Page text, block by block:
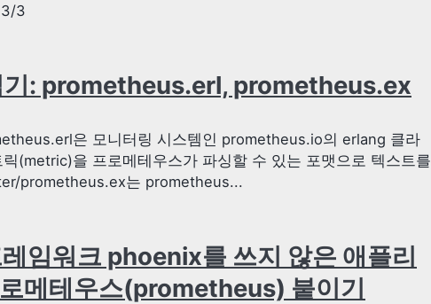
3
기: prometheus.erl, prometheus.ex
은 모니터링 시스템인 prometheus.io의 erlang 클라
(metric)을 프로메테우스가 파싱할 수 있는 포맷으로 텍스트를
prometheus.ex는 prometheus...
임워크 phoenix를 쓰지 않은 애플리
메테우스(prometheus) 붙이기